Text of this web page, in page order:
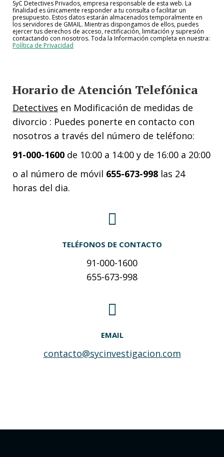
SyC Detectives Privados, empresa responsable de esta web. La
finalidad es únicamente responder a tu consulta o facilitar un
presupuesto. Estos datos estarán almacenados temporalmente en
los servidores de GMAIL. Mientras dispongamos de ellos, puedes
ejercer tus derechos de acceso, rectificación, limitación y supresión
contactando con nosotros. Toda la Información completa en nuestra:
Política de Privacidad
Horario de Atención Telefónica
Detectives en Modificación de medidas de
divorcio : Puedes ponerte en contacto con
nosotros a través del número de teléfono:
91-000-1600 de 10:00 a 14:00 y de 16:00 a 20:00
o al número de móvil 655-673-998 las 24
horas del dia.
TELÉFONOS DE CONTACTO
91-000-1600
655-673-998
EMAIL
contacto@sycinvestigacion.com